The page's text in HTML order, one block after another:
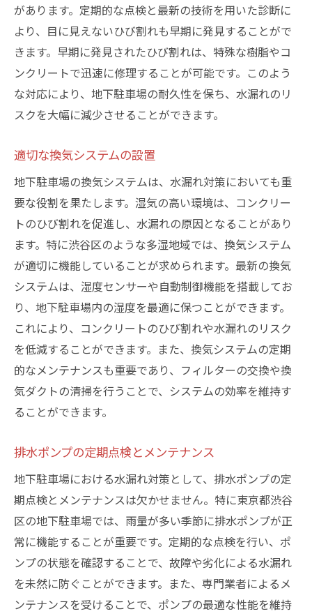
があります。定期的な点検と最新の技術を用いた診断に
より、目に見えないひび割れも早期に発見することがで
きます。早期に発見されたひび割れは、特殊な樹脂やコ
ンクリートで迅速に修理することが可能です。このよう
な対応により、地下駐車場の耐久性を保ち、水漏れのリ
スクを大幅に減少させることができます。
適切な換気システムの設置
地下駐車場の換気システムは、水漏れ対策においても重
要な役割を果たします。湿気の高い環境は、コンクリー
トのひび割れを促進し、水漏れの原因となることがあり
ます。特に渋谷区のような多湿地域では、換気システム
が適切に機能していることが求められます。最新の換気
システムは、湿度センサーや自動制御機能を搭載してお
り、地下駐車場内の湿度を最適に保つことができます。
これにより、コンクリートのひび割れや水漏れのリスク
を低減することができます。また、換気システムの定期
的なメンテナンスも重要であり、フィルターの交換や換
気ダクトの清掃を行うことで、システムの効率を維持す
ることができます。
排水ポンプの定期点検とメンテナンス
地下駐車場における水漏れ対策として、排水ポンプの定
期点検とメンテナンスは欠かせません。特に東京都渋谷
区の地下駐車場では、雨量が多い季節に排水ポンプが正
常に機能することが重要です。定期的な点検を行い、ポ
ンプの状態を確認することで、故障や劣化による水漏れ
を未然に防ぐことができます。また、専門業者によるメ
ンテナンスを受けることで、ポンプの最適な性能を維持